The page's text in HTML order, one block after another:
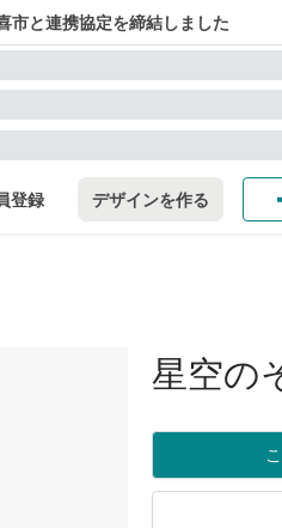
市と連携協定を締結しました
登録 デザインを作る
星空の